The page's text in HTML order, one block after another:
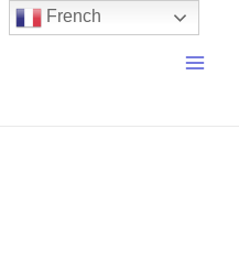
Main
Menu
French